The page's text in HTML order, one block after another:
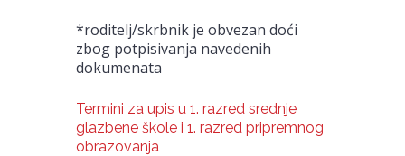
*roditelj/skrbnik je obvezan doći
zbog potpisivanja navedenih
dokumenata
Termini za upis u 1. razred srednje
glazbene škole i 1. razred pripremnog
obrazovanja